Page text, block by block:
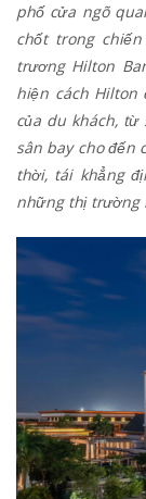
phố cửa ngõ
chốt trong
trương Hilton
hiện cách Hilton
của du khách,
sân bay cho đến
thời, tái khẳng
những thị trường